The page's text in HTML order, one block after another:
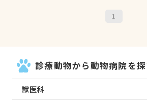
1
診療動物から動物病院を
獣医科